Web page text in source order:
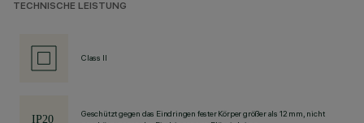
TECHNISCHE LEISTUNG
Class II
Geschützt gegen das Eindringen fester Körper größer als 12 mm, nicht